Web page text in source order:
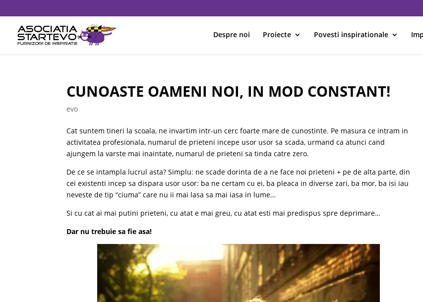
Despre noi Proiecte Povesti inspirationale
CUNOASTE OAMENI NOI, IN MOD CONSTANT!
evo
Cat suntem tineri la scoala, ne invartim intr-un cerc foarte mare de cunostinte. Pe masura ce intram in
activitatea profesionala, numarul de prieteni incepe usor usor sa scada, urmand ca atunci cand
ajungem la varste mai inaintate, numarul de prieteni sa tinda catre zero.
De ce se intampla lucrul asta? Simplu: ne scade dorinta de a ne face noi prieteni + pe de alta parte, din
cei existenti incep sa dispara usor usor: ba ne certam cu ei, ba pleaca in diverse zari, ba mor, ba isi iau
neveste de tip “ciuma” care nu ii mai lasa sa mai iasa in lume…
Si cu cat ai mai putini prieteni, cu atat e mai greu, cu atat esti mai predispus spre deprimare…
Dar nu trebuie sa fie asa!